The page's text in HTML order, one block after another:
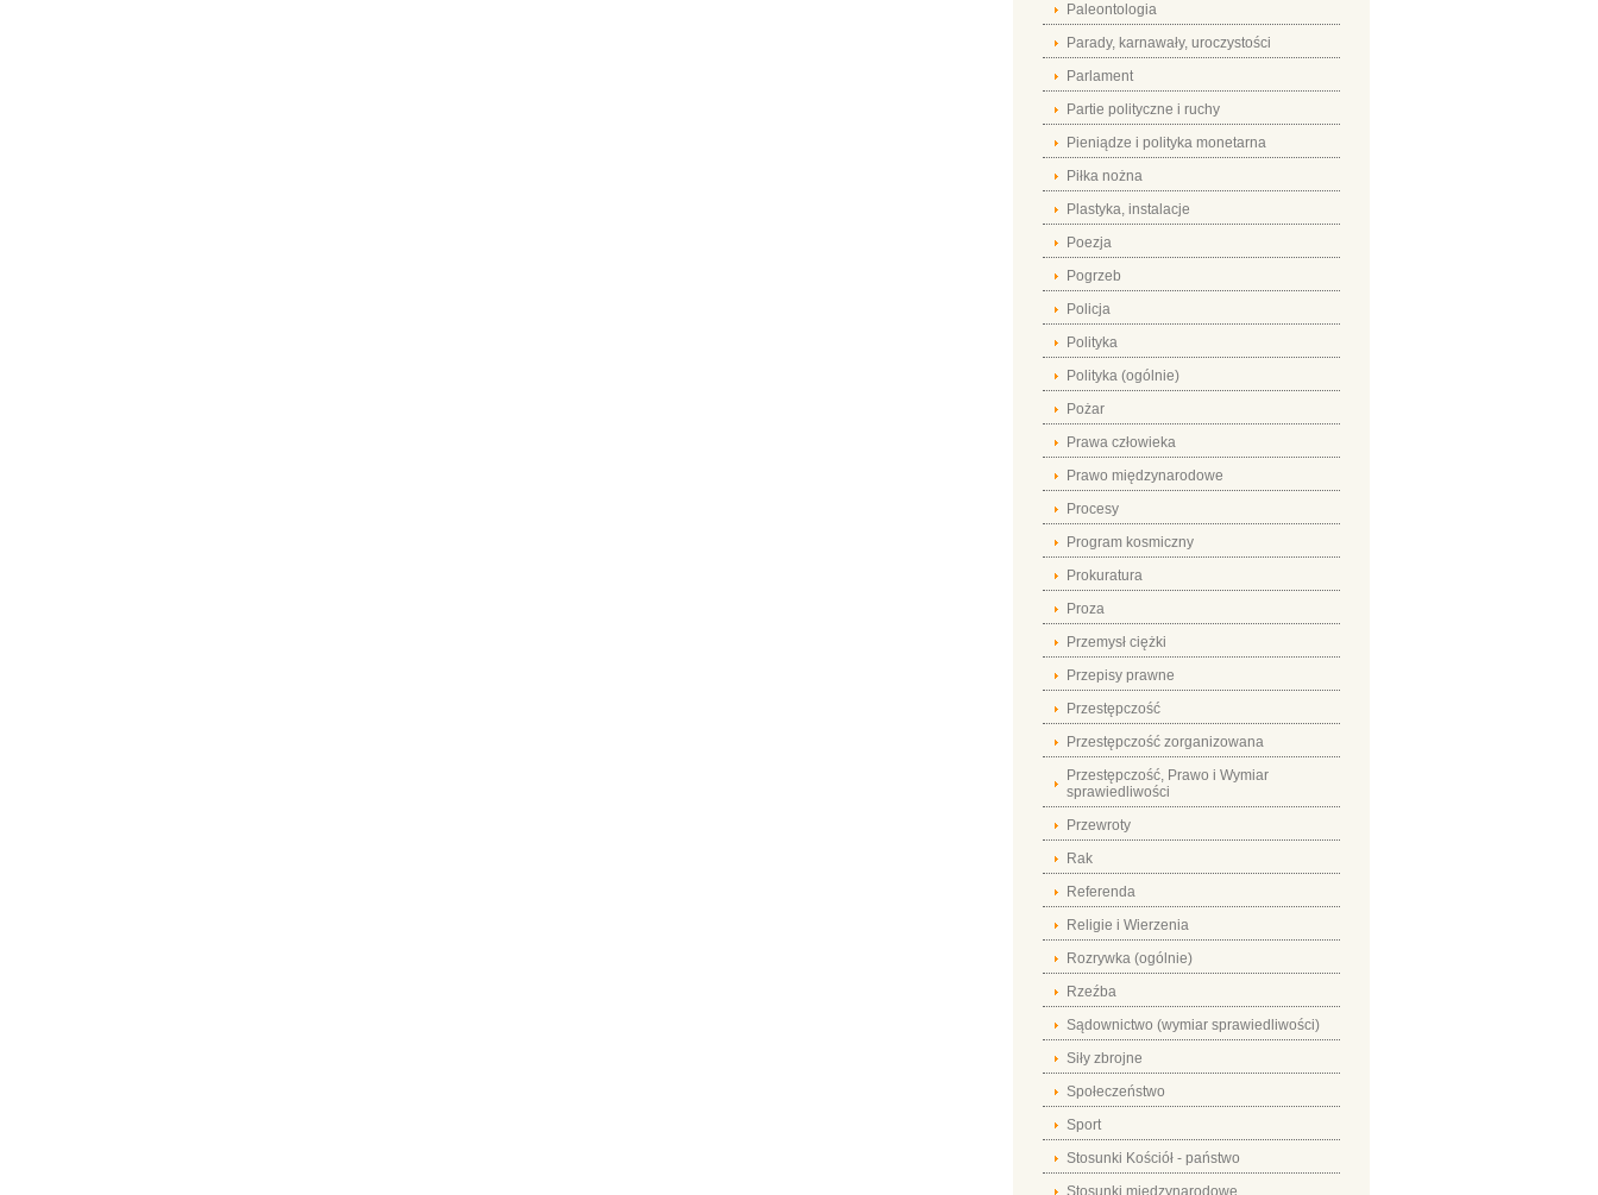
Paleontologia
Parady, karnawały, uroczystości
Parlament
Partie polityczne i ruchy
Pieniądze i polityka monetarna
Piłka nożna
Plastyka, instalacje
Poezja
Pogrzeb
Policja
Polityka
Polityka (ogólnie)
Pożar
Prawa człowieka
Prawo międzynarodowe
Procesy
Program kosmiczny
Prokuratura
Proza
Przemysł ciężki
Przepisy prawne
Przestępczość
Przestępczość zorganizowana
Przestępczość, Prawo i Wymiar
sprawiedliwości
Przewroty
Rak
Referenda
Religie i Wierzenia
Rozrywka (ogólnie)
Rzeźba
Sądownictwo (wymiar sprawiedliwości)
Siły zbrojne
Społeczeństwo
Sport
Stosunki Kościół - państwo
Stosunki międzynarodowe